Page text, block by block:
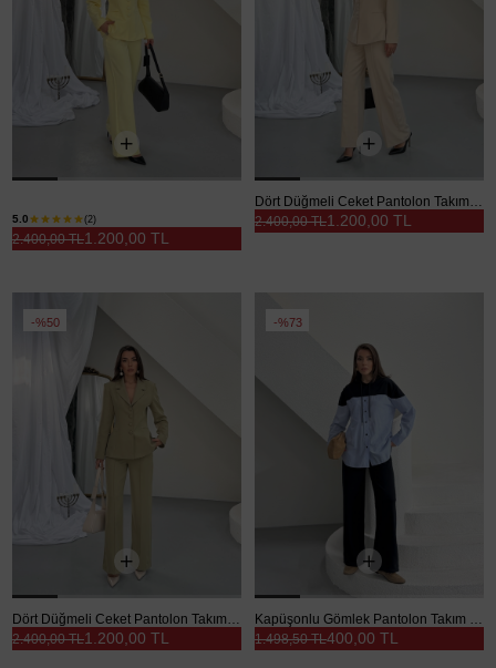
Dört Düğmeli Ceket Pantolon Takım - Sarı
5.0 (2)
1.200,00 TL
2.400,00 TL
Dört Düğmeli Ceket Pantolon Takım - Taş
1.200,00 TL
2.400,00 TL
%50
1.200,00 TL
2.400,00 TL
%73
400,00 TL
1.498,50 TL